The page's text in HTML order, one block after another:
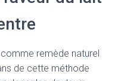
remède naturel
de cette méthode